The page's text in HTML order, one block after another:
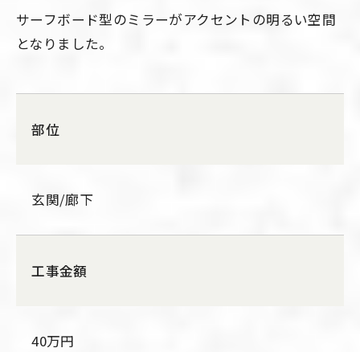
サーフボード型のミラーがアクセントの明るい空間
となりました。
部位
玄関/廊下
工事金額
40万円